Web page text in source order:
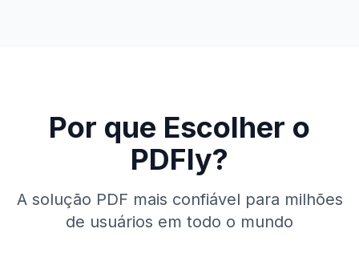
Por que Escolher o
PDFly?
A solução PDF mais confiável para milhões
de usuários em todo o mundo